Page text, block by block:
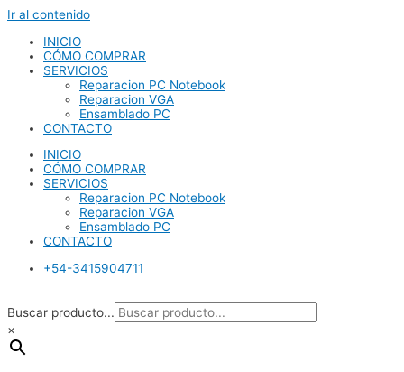
Ir al contenido
INICIO
CÓMO COMPRAR
SERVICIOS
Reparacion PC Notebook
Reparacion VGA
Ensamblado PC
CONTACTO
INICIO
CÓMO COMPRAR
SERVICIOS
Reparacion PC Notebook
Reparacion VGA
Ensamblado PC
CONTACTO
+54-3415904711
Buscar producto...
×